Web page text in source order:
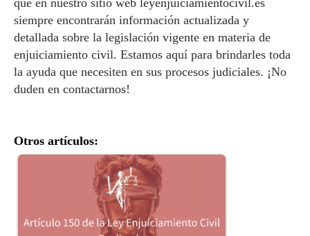
que en nuestro sitio web leyenjuiciamientocivil.es
siempre encontrarán información actualizada y
detallada sobre la legislación vigente en materia de
enjuiciamiento civil. Estamos aquí para brindarles toda
la ayuda que necesiten en sus procesos judiciales. ¡No
duden en contactarnos!
Otros artículos: